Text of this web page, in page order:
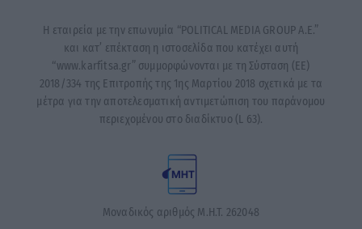
Η εταιρεία με την επωνυμία “POLITICAL MEDIA GROUP A.E.”
και κατ’ επέκταση η ιστοσελίδα που κατέχει αυτή
“www.karfitsa.gr” συμμορφώνονται με τη Σύσταση (ΕΕ)
2018/334 της Επιτροπής της 1ης Μαρτίου 2018 σχετικά με τα
μέτρα για την αποτελεσματική αντιμετώπιση του παράνομου
περιεχομένου στο διαδίκτυο (L 63).
Μοναδικός αριθμός Μ.Η.Τ. 262048